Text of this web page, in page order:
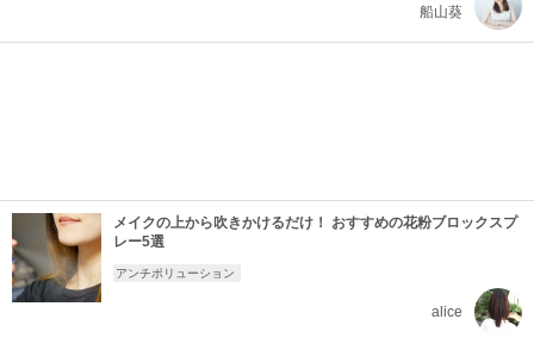
船山葵
メイクの上から吹きかけるだけ！ おすすめの花粉ブロックスプ
レー5選
アンチポリューション
alice